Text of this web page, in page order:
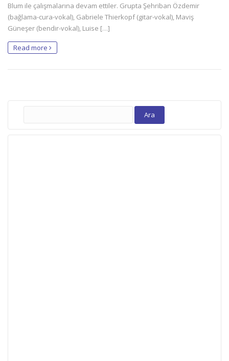
Blum ile çalışmalarına devam ettiler. Grupta Şehriban Özdemir
(bağlama-cura-vokal), Gabriele Thierkopf (gitar-vokal), Maviş
Güneşer (bendir-vokal), Luise […]
Read more
Arama: